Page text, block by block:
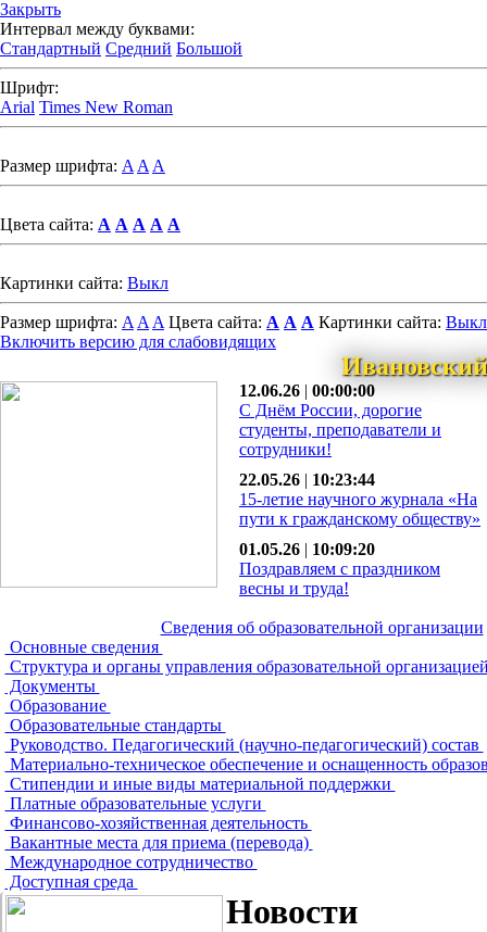
Закрыть
Интервал между буквами:
Стандартный Средний Большой
Шрифт:
Arial Times New Roman
Размер шрифта: A A A
Цвета сайта: A A A A A
Картинки сайта: Выкл
Размер шрифта: A A A Цвета сайта: A A A Картинки сайта: Выкл
Включить версию для слабовидящих
12.06.26 | 00:00:00
С Днём России, дорогие
студенты, преподаватели и
сотрудники!
22.05.26 | 10:23:44
15-летие научного журнала «На
пути к гражданскому обществу»
01.05.26 | 10:09:20
Поздравляем с праздником
весны и труда!
Сведения об образовательной организации
Основные сведения
Структура и органы управления образовательной
Документы
Образование
Образовательные стандарты
Руководство. Педагогический (научно-педагогический) состав
Материально-техническое обеспечение и оснащенность
Стипендии и иные виды материальной поддержки
Платные образовательные услуги
Финансово-хозяйственная деятельность
Вакантные места для приема (перевода)
Международное сотрудничество
Доступная среда
Новости